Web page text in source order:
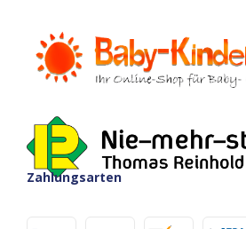
Zahlungsarten